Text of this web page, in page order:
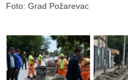
Foto: Grad Požarevac